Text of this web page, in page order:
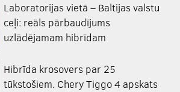
Laboratorijas vietā – Baltijas valstu
ceļi: reāls pārbaudījums
uzlādējamam hibrīdam
Hibrīda krosovers par 25
tūkstošiem. Chery Tiggo 4 apskats